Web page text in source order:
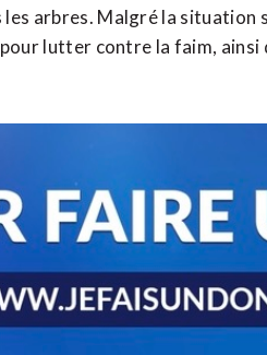
arbres. Malgré la
lutter contre la faim,